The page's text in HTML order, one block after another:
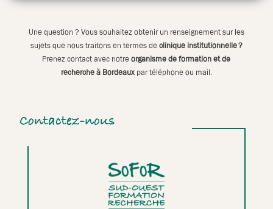
Une question ? Vous souhaitez obtenir un renseignement sur les
sujets que nous traitons en termes declinique institutionnelle ?
Prenez contact avec notreorganisme de formation et de
recherche à Bordeauxpar téléphone ou mail.
Contactez-nous